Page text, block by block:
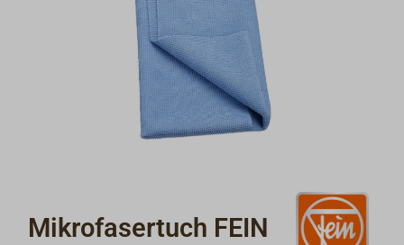
Mikrofasertuch FEIN